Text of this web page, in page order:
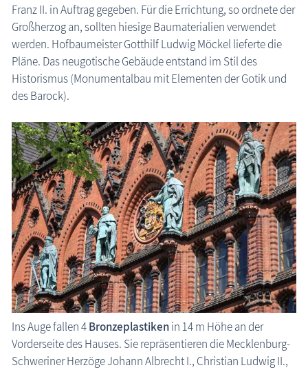
Franz II. in Auftrag gegeben. Für die Errichtung, so ordnete der
Großherzog an, sollten hiesige Baumaterialien verwendet
werden. Hofbaumeister Gotthilf Ludwig Möckel lieferte die
Pläne. Das neugotische Gebäude entstand im Stil des
Historismus (Monumentalbau mit Elementen der Gotik und
des Barock).
Ins Auge fallen 4Bronzeplastikenin 14 m Höhe an der
Vorderseite des Hauses. Sie repräsentieren die Mecklenburg-
Schweriner Herzöge Johann Albrecht I., Christian Ludwig II.,